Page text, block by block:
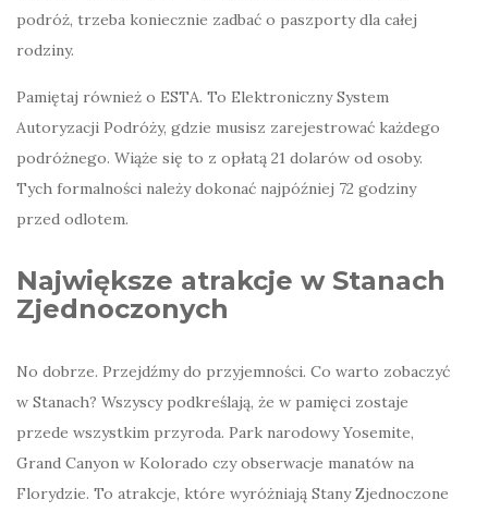
podróż, trzeba koniecznie zadbać o paszporty dla całej
rodziny.
Pamiętaj również o ESTA. To Elektroniczny System
Autoryzacji Podróży, gdzie musisz zarejestrować każdego
podróżnego. Wiąże się to z opłatą 21 dolarów od osoby.
Tych formalności należy dokonać najpóźniej 72 godziny
przed odlotem.
Największe atrakcje w Stanach
Zjednoczonych
No dobrze. Przejdźmy do przyjemności. Co warto zobaczyć
w Stanach? Wszyscy podkreślają, że w pamięci zostaje
przede wszystkim przyroda. Park narodowy Yosemite,
Grand Canyon w Kolorado czy obserwacje manatów na
Florydzie. To atrakcje, które wyróżniają Stany Zjednoczone